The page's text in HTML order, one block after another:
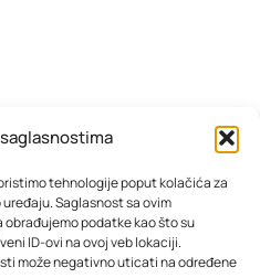
tehnologije poput kolačića za
Saglasnost sa ovim
podatke kao što su
ID-ovi na ovoj veb lokaciji.
može negativno uticati na određene